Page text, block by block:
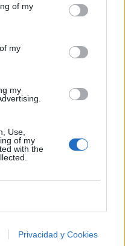
of my
my
my
Use,
of my
with the
Privacidad y Cookies
Bunny)
NTG)
VEI
Hades66, DJ Luian)
Kaponi, Luar la L)